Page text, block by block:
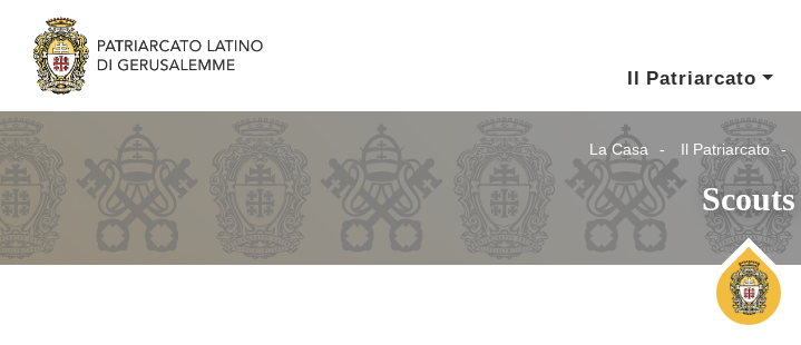
Il Patriarcato
La Casa Il Patriarcato
Scouts